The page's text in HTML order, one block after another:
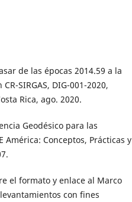
de las épocas 2014.59 a la
SIRGAS, DIG-001-2020,
Rica, ago. 2020.
Geodésico para las
América: Conceptos, Prácticas y
el formato y enlace al Marco
con fines